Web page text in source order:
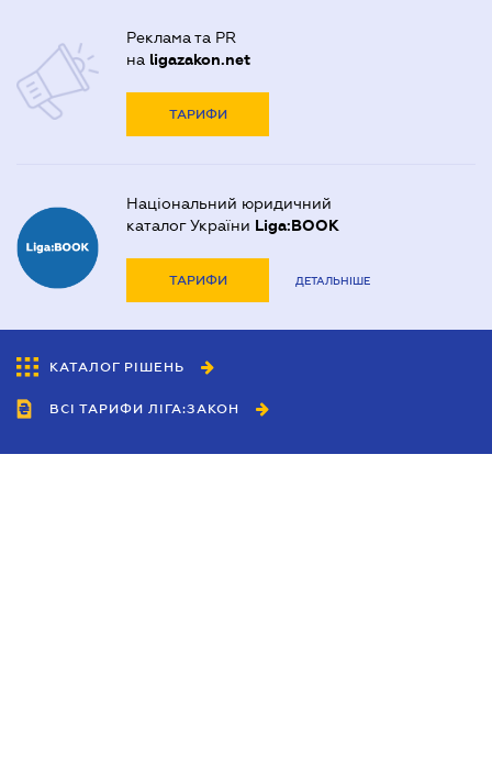
Реклама та PR
на ligazakon.net
ТАРИФИ
Національний юридичний
каталог України Liga:BOOK
ТАРИФИ ДЕТАЛЬНІШЕ
КАТАЛОГ РІШЕНЬ
ВСІ ТАРИФИ ЛІГА:ЗАКОН